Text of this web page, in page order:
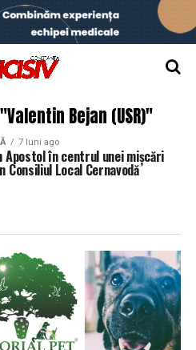
Bejan (USR)"
7 luni ago
Apostol în centrul unei mișcări
Consiliul Local Cernavodă